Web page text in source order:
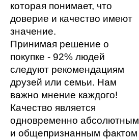
которая понимает, что
доверие и качество имеют
значение.
Принимая решение о
покупке - 92% людей
следуют рекомендациям
друзей или семьи. Нам
важно мнение каждого!
Качество является
одновременно абсолютным
и общепризнанным фактом